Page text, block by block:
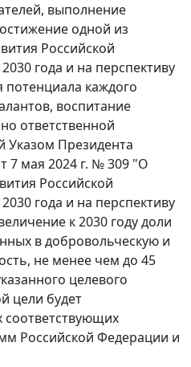
выполнение
одной из
Российской
года и на перспективу
потенциала каждого
воспитание
ответственной
Указом Президента
7 мая 2024 г. № 309 "О
Российской
года и на перспективу
к 2030 году доли
в добровольческую и
не менее чем до 45
целевого
цели будет
соответствующих
Российской Федерации и